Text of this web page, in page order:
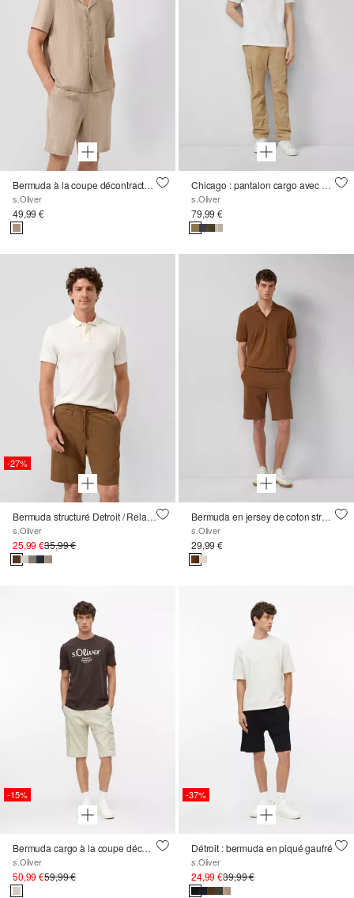
Bermuda à la coupe décontractée et aux rayures structurées
s.Oliver
49,99 €
Chicago : pantalon cargo avec ceinture confort en coton stretch
s.Oliver
79,99 €
-27%
Bermuda structuré Detroit / Relaxed Fit / Mid Rise
s.Oliver
25,99 €35,99 €
Bermuda en jersey de coton structuré
s.Oliver
29,99 €
-15%
Bermuda cargo à la coupe décontractée et à la taille élastique
s.Oliver
50,99 €59,99 €
-37%
Détroit : bermuda en piqué gaufré
s.Oliver
24,99 €39,99 €